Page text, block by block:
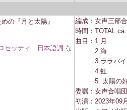
の『月と太陽』
編成：女声三部
時間：TOTAL
曲目：1.月
2.海
3.ララバイ
4.虹
5. 太陽の好
委嘱：女声合唱
初演：2023年09
セッティ 日本語詞:な